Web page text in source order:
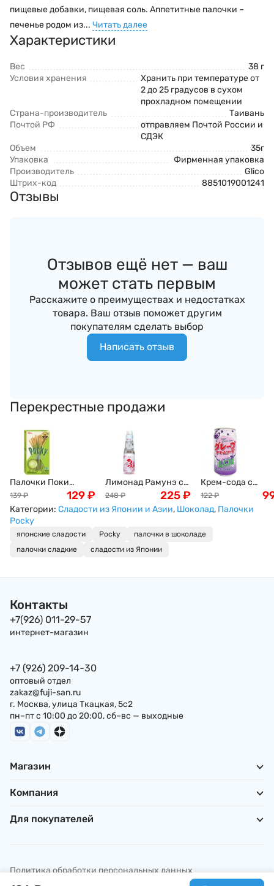
пищевые добавки, пищевая соль. Аппетитные палочки –
печенье родом из... Читать далее
Характеристики
Вес
38 г
Условия хранения
Хранить при температуре от
2 до 25 градусов в сухом
прохладном помещении
Страна-производитель
Таивань
Почтой РФ
отправляем Почтой России и
СДЭК
Объем
35г
Упаковка
Фирменная упаковка
Производитель
Glico
Штрих-код
8851019001241
Отзывы
Отзывов ещё нет — ваш
может стать первым
Расскажите о преимуществах и недостатках
товара. Ваш отзыв поможет другим
покупателям сделать выбор
Написать отзыв
Перекрестные продажи
Палочки Поки
Матча-Латте Pocky
Glico, 33 г, Таиланд
139 ₽ 129₽
Лимонад Рамунэ с
цветками сакуры
HATA KOUSEN Sakura
Япония
248 ₽ 225₽
Крем-сода с
виноградным
вкусом Томинага
350мл
122 ₽
Категории: Сладости из Японии и Азии, Шоколад, Палочки
Pocky
японские сладости Pocky
палочки в шоколаде
палочки сладкие
сладости из Японии
Контакты
+7(926) 011-29-57
интернет-магазин
+7 (926) 209-14-30
оптовый отдел
zakaz@fuji-san.ru
г. Москва, улица Ткацкая, 5с2
пн–пт с 10:00 до 20:00, сб–вс — выходные
Магазин
Компания
Для покупателей
Политика обработки персональных данных